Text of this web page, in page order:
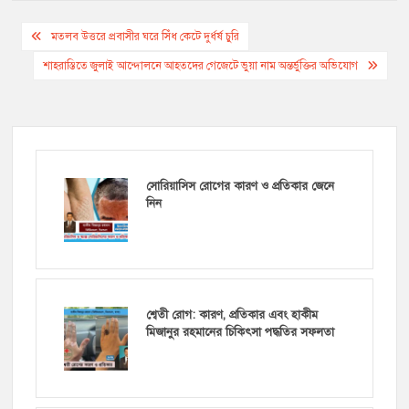
Post
navigation
মতলব উত্তরে প্রবাসীর ঘরে সিঁধ কেটে দুর্ধর্ষ চুরি
শাহরাস্তিতে জুলাই আন্দোলনে আহতদের গেজেটে ভুয়া নাম অন্তর্ভুক্তির অভিযোগ
সোরিয়াসিস রোগের কারণ ও প্রতিকার জেনে
নিন
শ্বেতী রোগ: কারণ, প্রতিকার এবং হাকীম
মিজানুর রহমানের চিকিৎসা পদ্ধতির সফলতা